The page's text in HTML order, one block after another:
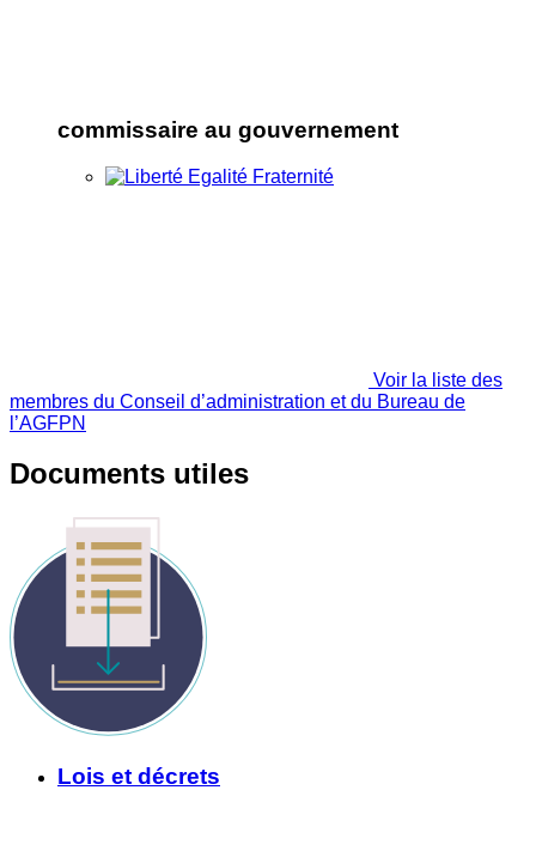
commissaire au gouvernement
Voir la liste des
membres du Conseil d’administration et du Bureau de
l’AGFPN
Documents utiles
Lois et décrets